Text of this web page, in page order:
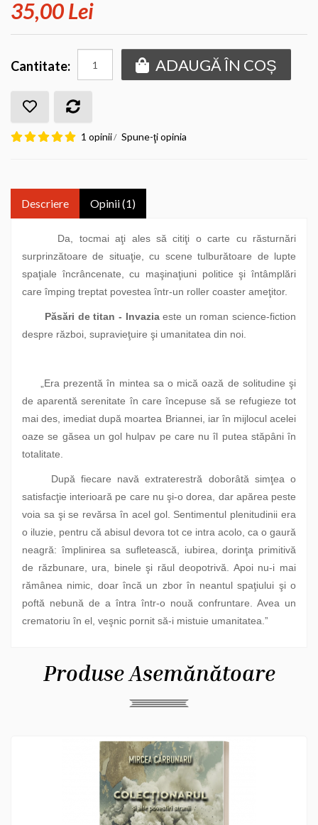
35,00 Lei
Cantitate: ADAUGĂ ÎN COȘ
1 opinii/ Spune-ţi opinia
Descriere Opinii (1)
Da, tocmai aţi ales să citiţi o carte cu răsturnări
surprinzătoare de situaţie, cu scene tulburătoare de lupte
spaţiale încrâncenate, cu maşinaţiuni politice şi întâmplări
care împing treptat povestea într-un roller coaster ameţitor.
Păsări de titan - Invaziaeste un roman science-fiction
despre război, supravieţuire şi umanitatea din noi.
„Era prezentă în mintea sa o mică oază de solitudine şi
de aparentă serenitate în care începuse să se refugieze tot
mai des, imediat după moartea Briannei, iar în mijlocul acelei
oaze se găsea un gol hulpav pe care nu îl putea stăpâni în
totalitate.
După fiecare navă extraterestră doborâtă simţea o
satisfacţie interioară pe care nu şi-o dorea, dar apărea peste
voia sa şi se revărsa în acel gol. Sentimentul plenitudinii era
o iluzie, pentru că abisul devora tot ce intra acolo, ca o gaură
neagră: împlinirea sa sufletească, iubirea, dorinţa primitivă
de răzbunare, ura, binele şi răul deopotrivă. Apoi nu-i mai
rămânea nimic, doar încă un zbor în neantul spaţiului şi o
poftă nebună de a întra într-o nouă confruntare. Avea un
crematoriu în el, veşnic pornit să-i mistuie umanitatea.ˮ
Produse Asemănătoare